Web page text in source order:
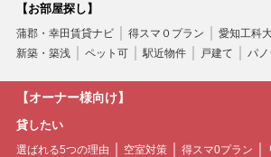
【お部屋探し】
蒲郡・幸田賃貸ナビ 得スマ０プラン
愛知工科
新築・築浅
ペット可 駅近物件 戸建て パノ
【オーナー様向け】
貸したい
選ばれる5つの理由 空室対策 得スマ0プラン